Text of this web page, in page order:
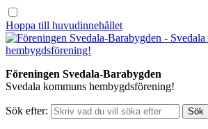
Hoppa till huvudinnehållet
Föreningen Svedala-Barabygden
Svedala kommuns hembygdsförening!
Sök efter: